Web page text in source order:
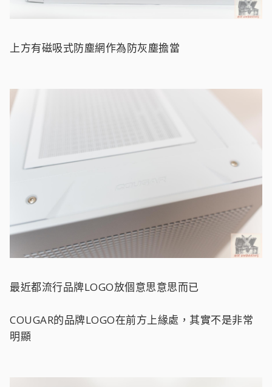
上方有磁吸式防塵網作為防灰塵擔當
最近都流行品牌LOGO放個意思意思而已
COUGAR的品牌LOGO在前方上緣處，其實不是非常
明顯